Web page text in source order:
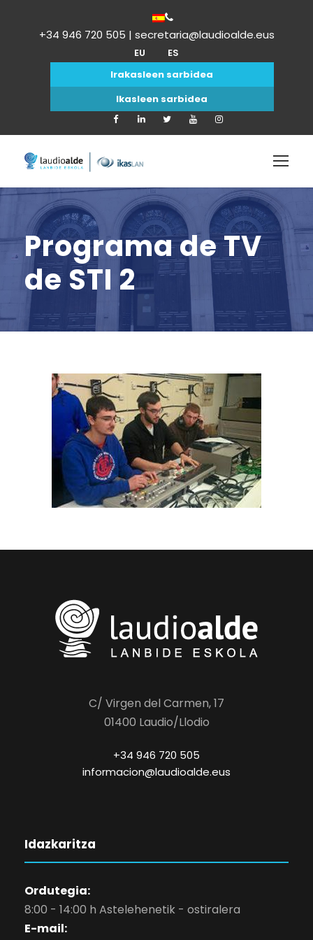
+34 946 720 505 | secretaria@laudioalde.eus
EU
ES
Irakasleen sarbidea
Ikasleen sarbidea
Programa de TV
de STI 2
C/ Virgen del Carmen, 17
01400 Laudio/Llodio
+34 946 720 505
informacion@laudioalde.eus
Idazkaritza
Ordutegia:
8:00 - 14:00 h Astelehenetik - ostiralera
E-mail: